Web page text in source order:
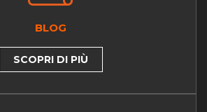
BLOG
SCOPRI DI PIÙ